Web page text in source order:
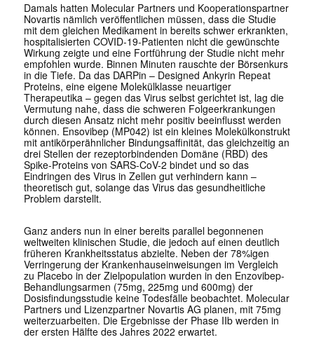
Damals hatten Molecular Partners und Kooperationspartner
Novartis nämlich veröffentlichen müssen, dass die Studie
mit dem gleichen Medikament in bereits schwer erkrankten,
hospitalisierten COVID-19-Patienten nicht die gewünschte
Wirkung zeigte und eine Fortführung der Studie nicht mehr
empfohlen wurde. Binnen Minuten rauschte der Börsenkurs
in die Tiefe. Da das DARPin – Designed Ankyrin Repeat
Proteins, eine eigene Molekülklasse neuartiger
Therapeutika – gegen das Virus selbst gerichtet ist, lag die
Vermutung nahe, dass die schweren Folgeerkrankungen
durch diesen Ansatz nicht mehr positiv beeinflusst werden
können. Ensovibep (MP042) ist ein kleines Molekülkonstrukt
mit antikörperähnlicher Bindungsaffinität, das gleichzeitig an
drei Stellen der rezeptorbindenden Domäne (RBD) des
Spike-Proteins von SARS-CoV-2 bindet und so das
Eindringen des Virus in Zellen gut verhindern kann –
theoretisch gut, solange das Virus das gesundheitliche
Problem darstellt.
Ganz anders nun in einer bereits parallel begonnenen
weltweiten klinischen Studie, die jedoch auf einen deutlich
früheren Krankheitsstatus abzielte. Neben der 78%igen
Verringerung der Krankenhauseinweisungen im Vergleich
zu Placebo in der Zielpopulation wurden in den Enzovibep-
Behandlungsarmen (75mg, 225mg und 600mg) der
Dosisfindungsstudie keine Todesfälle beobachtet. Molecular
Partners und Lizenzpartner Novartis AG planen, mit 75mg
weiterzuarbeiten. Die Ergebnisse der Phase IIb werden in
der ersten Hälfte des Jahres 2022 erwartet.